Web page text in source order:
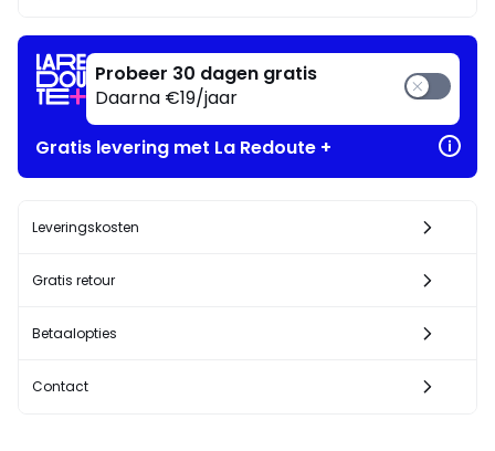
Probeer 30 dagen gratis
Daarna €19/jaar
Gratis levering met La Redoute +
Leveringskosten
Gratis retour
Betaalopties
Contact